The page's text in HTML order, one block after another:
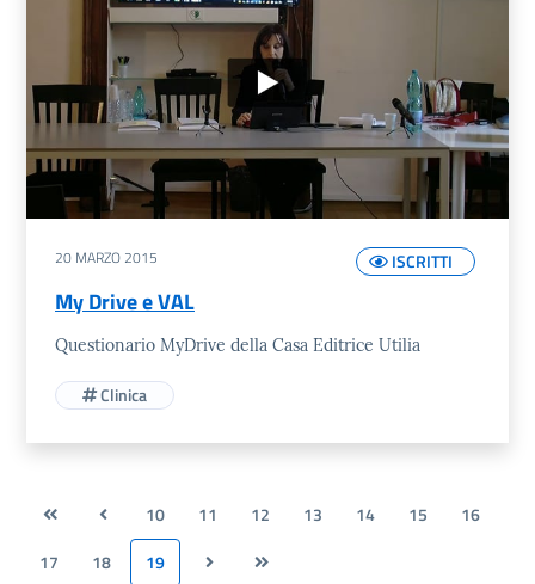
ISCRITTI
20 MARZO 2015
My Drive e VAL
Questionario MyDrive della Casa Editrice Utilia
Clinica
10 11 12 13 14 15
16
17
18 19